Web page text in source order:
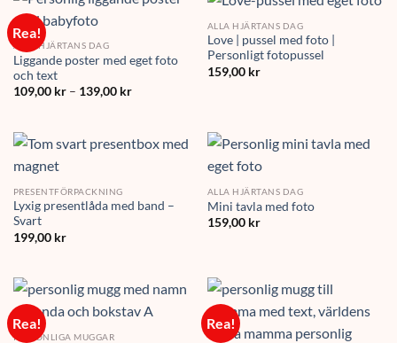
Rea!
ALLA HJÄRTANS DAG
Liggande poster med eget foto
och text
109,00 kr – 139,00 krPrisintervall:
ALLA HJÄRTANS DAG
Love | pussel med foto |
Personligt fotopussel
159,00 kr
PRESENTFÖRPACKNING
Lyxig presentlåda med band –
Svart
199,00 kr
ALLA HJÄRTANS DAG
Mini tavla med foto
159,00 kr
Rea!
PERSONLIGA MUGGAR
Rea!